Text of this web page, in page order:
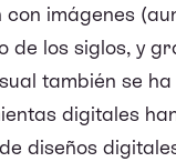
con imágenes
de los siglos, y
también se
digitales
diseños